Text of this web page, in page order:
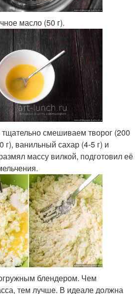
масло (50 г).
смешиваем творог (200
г), ванильный сахар (4-5 г) и
массу вилкой, подготовил её
блендером. Чем
тем лучше. В идеале должна